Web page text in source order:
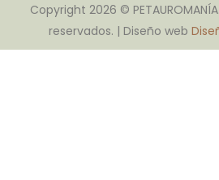
Copyright 2026 ©
reservados. | Diseño web